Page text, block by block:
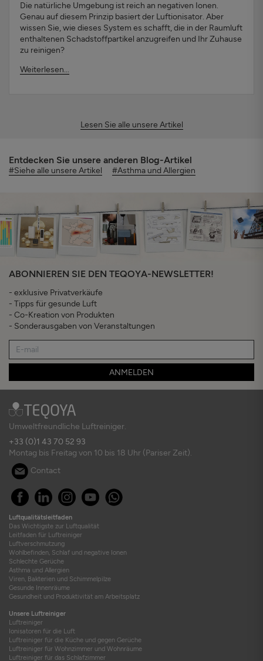
Die natürliche Umgebung ist reich an negativen Ionen.
Genau auf diesem Prinzip basiert der Luftionisator. Aber
wissen Sie, wie dieses System es schafft, die in der Raumluft
enthaltenen Schadstoffpartikel anzugreifen und Ihr Zuhause
zu reinigen?
Weiterlesen...
Lesen Sie alle unsere Artikel
Entdecken Sie unsere anderen Blog-Artikel
#Siehe alle unsere Artikel #Asthma und Allergien
ABONNIEREN SIE DEN TEQOYA-NEWSLETTER!
- exklusive Privatverkäufe
- Tipps für gesunde Luft
- Co-Kreation von Produkten
- Sonderausgaben von Veranstaltungen
ANMELDEN
Umweltfreundliche Luftreiniger.
+33 (0)1 43 70 52 93
Montag bis Freitag von 10 bis 18 Uhr (Pariser Zeit).
Contact
Luftqualitätsleitfaden
Das Wichtigste zur Luftqualität
Leitfaden für Luftreiniger
Luftverschmutzung
Wohlbefinden, Schlaf und negative Ionen
Schlechte Gerüche
Asthma und Allergien
Viren, Bakterien und Schimmelpilze
Gesunde Innenräume
Gesundheit und Produktivität am Arbeitsplatz
Unsere Luftreiniger
Luftreiniger
Ionisatoren für die Luft
Luftreiniger für die Küche und gegen Gerüche
Luftreiniger für Wohnzimmer und Wohnräume
Luftreiniger für das Schlafzimmer